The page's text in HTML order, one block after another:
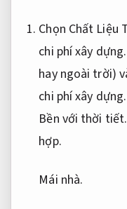
Chọn Chất Liệu
chi phí xây dựng.
hay ngoài trời)
chi phí xây dựng.
Bền với thời tiết.
hợp.
Mái nhà.